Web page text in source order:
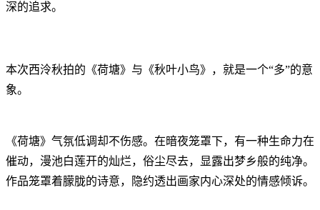
深的追求。
本次西泠秋拍的《荷塘》与《秋叶小鸟》，就是一个“多”的意
象。
《荷塘》气氛低调却不伤感。在暗夜笼罩下，有一种生命力在
催动，漫池白莲开的灿烂，俗尘尽去，显露出梦乡般的纯净。
作品笼罩着朦胧的诗意，隐约透出画家内心深处的情感倾诉。